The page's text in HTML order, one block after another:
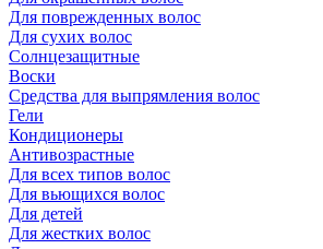
Для поврежденных волос
Для сухих волос
Солнцезащитные
Воски
Средства для выпрямления волос
Гели
Кондиционеры
Антивозрастные
Для всех типов волос
Для вьющихся волос
Для детей
Для жестких волос